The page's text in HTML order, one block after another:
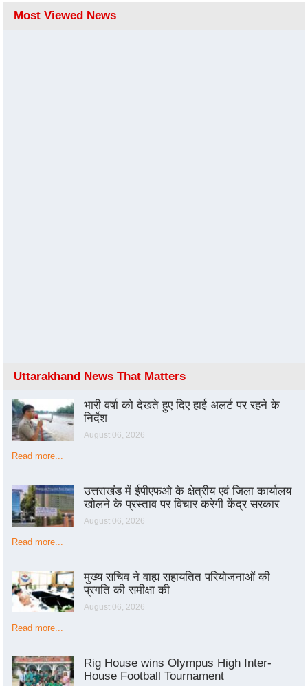
Most Viewed News
Uttarakhand News That Matters
भारी वर्षा को देखते हुए दिए हाई अलर्ट पर रहने के
निर्देश
August 06, 2026
Read more...
उत्तराखंड में ईपीएफओ के क्षेत्रीय एवं जिला कार्यालय
खोलने के प्रस्ताव पर विचार करेगी केंद्र सरकार
August 06, 2026
Read more...
मुख्य सचिव ने वाह्य सहायतित परियोजनाओं की
प्रगति की समीक्षा की
August 06, 2026
Read more...
Rig House wins Olympus High Inter-
House Football Tournament